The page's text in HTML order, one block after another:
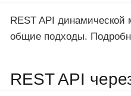
REST API
общие подходы.
REST API